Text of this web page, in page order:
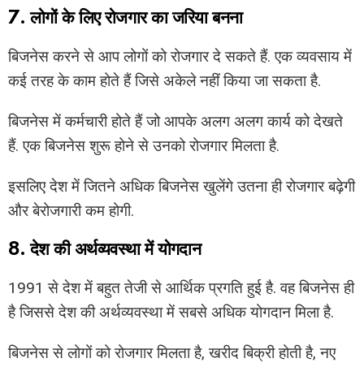
7. लोगों के लिए रोजगार का जरिया बनना
बिजनेस करने से आप लोगों को रोजगार दे सकते हैं. एक व्यवसाय में
कई तरह के काम होते हैं जिसे अकेले नहीं किया जा सकता है.
बिजनेस में कर्मचारी होते हैं जो आपके अलग अलग कार्य को देखते
हैं. एक बिजनेस शुरू होने से उनको रोजगार मिलता है.
इसलिए देश में जितने अधिक बिजनेस खुलेंगे उतना ही रोजगार बढ़ेगी
और बेरोजगारी कम होगी.
8. देश की अर्थव्यवस्था में योगदान
1991 से देश में बहुत तेजी से आर्थिक प्रगति हुई है. वह बिजनेस ही
है जिससे देश की अर्थव्यवस्था में सबसे अधिक योगदान मिला है.
बिजनेस से लोगों को रोजगार मिलता है, खरीद बिक्री होती है, नए